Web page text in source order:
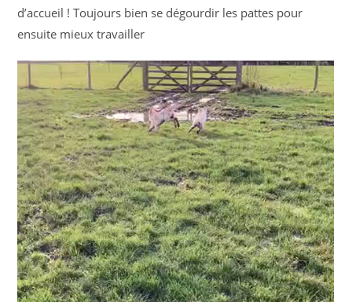
d’accueil ! Toujours bien se dégourdir les pattes pour
ensuite mieux travailler